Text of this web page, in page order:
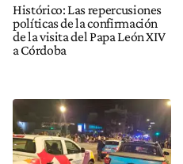
Histórico: Las repercusiones
políticas de la confirmación
de la visita del Papa León XIV
a Córdoba